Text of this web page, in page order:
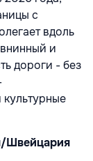
с
вдоль
и
дороги - без
Швейцария